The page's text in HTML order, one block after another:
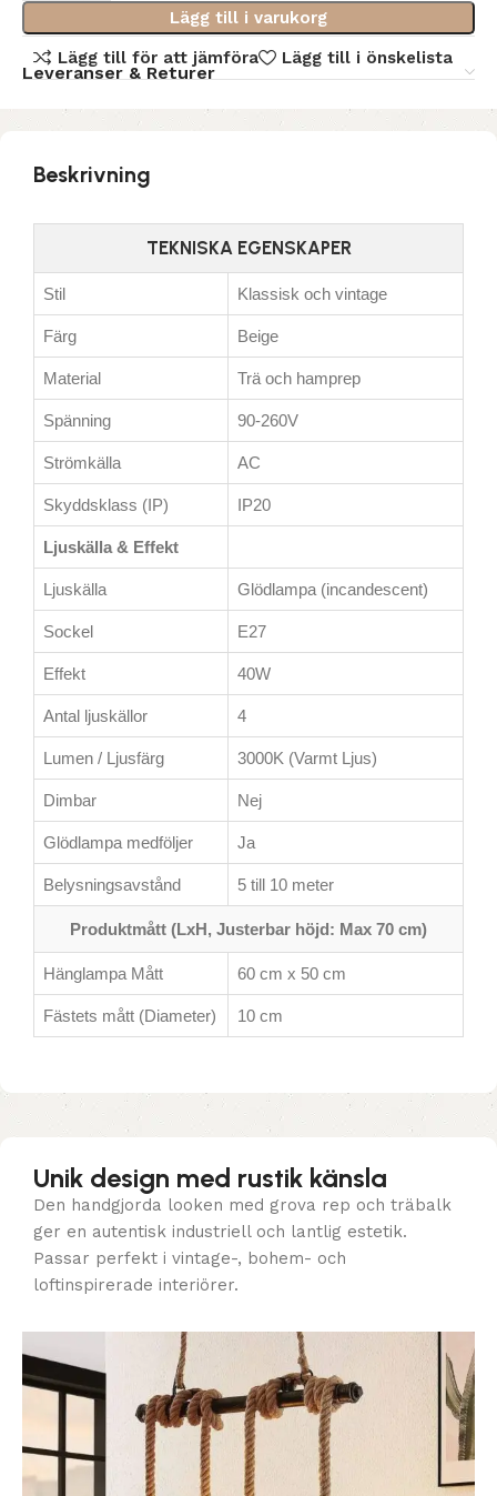
Lägg till i varukorg
Lägg till för att jämföra
Lägg till i önskelista
Leveranser & Returer
Beskrivning
TEKNISKA EGENSKAPER
Stil Klassisk och vintage
Färg Beige
Material Trä och hamprep
Spänning 90-260V
Strömkälla AC
Skyddsklass (IP) IP20
Ljuskälla & Effekt
Ljuskälla Glödlampa (incandescent)
Sockel E27
Effekt 40W
Antal ljuskällor 4
Lumen / Ljusfärg 3000K (Varmt Ljus)
Dimbar Nej
Glödlampa medföljer Ja
Belysningsavstånd 5 till 10 meter
Produktmått (LxH, Justerbar höjd: Max 70 cm)
Hänglampa Mått 60 cm x 50 cm
Fästets mått (Diameter) 10 cm
Unik design med rustik känsla
Den handgjorda looken med grova rep och träbalk
ger en autentisk industriell och lantlig estetik.
Passar perfekt i vintage-, bohem- och
loftinspirerade interiörer.